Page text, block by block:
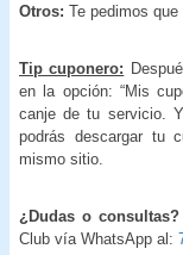
Otros: Te pedimos
Tip cuponero:
en la opción: “Mis
canje de tu servicio.
podrás descargar tu
mismo sitio.
¿Dudas o consultas?
Club vía WhatsApp al: